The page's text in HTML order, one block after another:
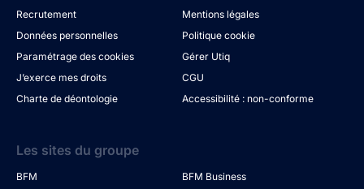
Recrutement
Mentions légales
Données personnelles
Politique cookie
Paramétrage des cookies
Gérer Utiq
J’exerce mes droits
CGU
Charte de déontologie
Accessibilité : non-conforme
Les sites du groupe
BFM
BFM Business